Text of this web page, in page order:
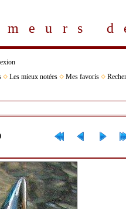
Les mieux notées Mes favoris